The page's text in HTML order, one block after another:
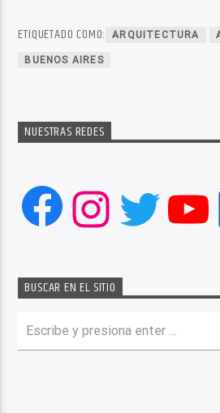
ETIQUETADO COMO: ARQUITECTURA
BUENOS AIRES
NUESTRAS REDES
Facebook
BUSCAR EN EL SITIO